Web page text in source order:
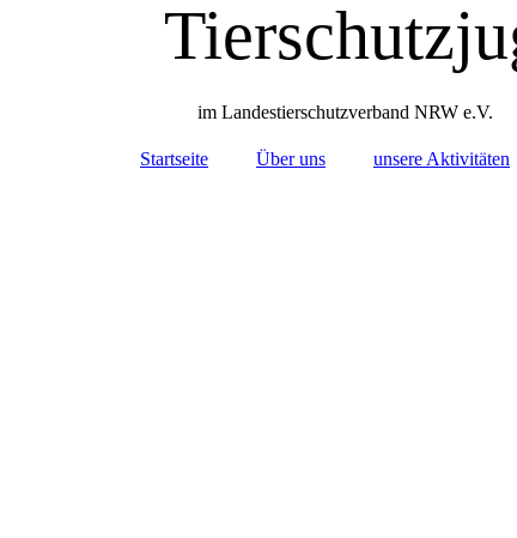
im Landestierschutzverband NRW e.V.
Startseite Über uns unsere Aktivitäten